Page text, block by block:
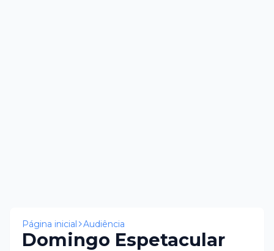
Página inicial Audiência
Domingo Espetacular